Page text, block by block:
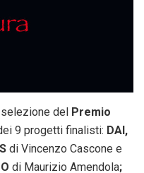
del Premio
9 progetti finalisti: DAI,
di Vincenzo Cascone e
di Maurizio Amendola;